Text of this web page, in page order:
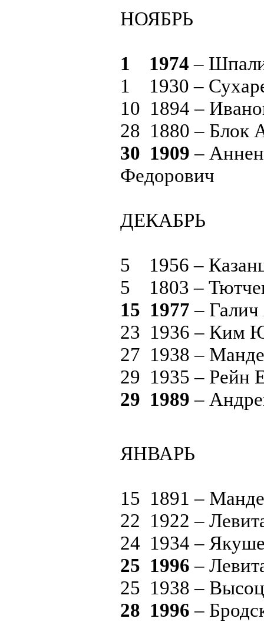
НОЯБРЬ
1 1974 –
1 1930 –
10 1894 –
28 1880 – Блок
30 1909 –
Федорович
ДЕКАБРЬ
5 1956 –
5 1803 –
15 1977 – Галич
23 1936 – Ким
27 1938 –
29 1935 – Рейн
29 1989 –
ЯНВАРЬ
15 1891 –
22 1922 –
24 1934 –
25 1996 –
25 1938 –
28 1996 –